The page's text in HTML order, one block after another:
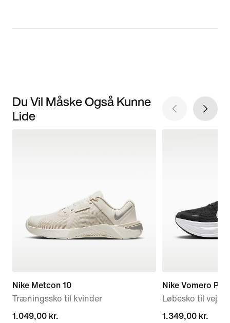
Du Vil Måske Også Kunne
Lide
Nike Metcon 10
Træningssko til kvinder
1.049,00 kr.
1.049,00 kr.
Nike Vomero Plus
Løbesko til vej til
1.349,00 kr.
1.349,00 kr.